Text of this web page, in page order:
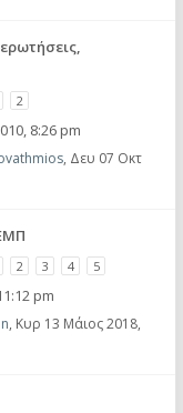
2
8:26 pm
, Δευ 07 Οκτ
2 3 4 5
pm
, Κυρ 13 Μάιος 2018,